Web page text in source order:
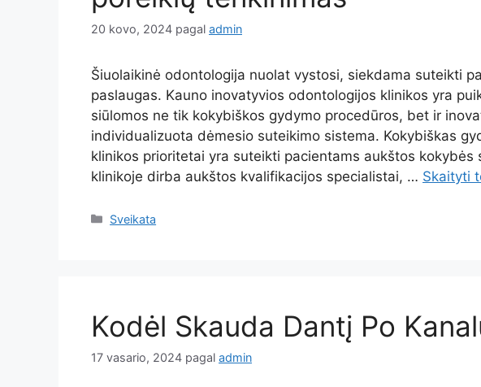
20 kovo, 2024 pagal admin
Šiuolaikinė odontologija nuolat vystosi, siekdama suteikti
paslaugas. Kauno inovatyvios odontologijos klinikos yra
siūlomos ne tik kokybiškos gydymo procedūros, bet ir
individualizuota dėmesio suteikimo sistema. Kokybiškas
klinikos prioritetai yra suteikti pacientams aukštos kokybės
klinikoje dirba aukštos kvalifikacijos specialistai, … Skaityti
Kategorijos
Sveikata
Kodėl Skauda Dantį Po
17 vasario, 2024 pagal admin